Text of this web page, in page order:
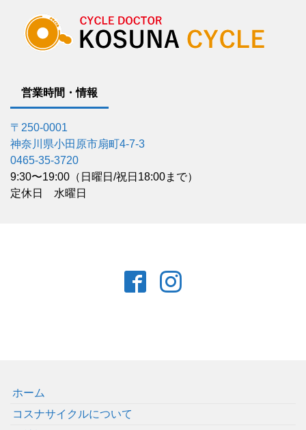
営業時間・情報
〒250-0001
神奈川県小田原市扇町4-7-3
0465-35-3720
9:30〜19:00（日曜日/祝日18:00まで）
定休日 水曜日
ホーム
コスナサイクルについて